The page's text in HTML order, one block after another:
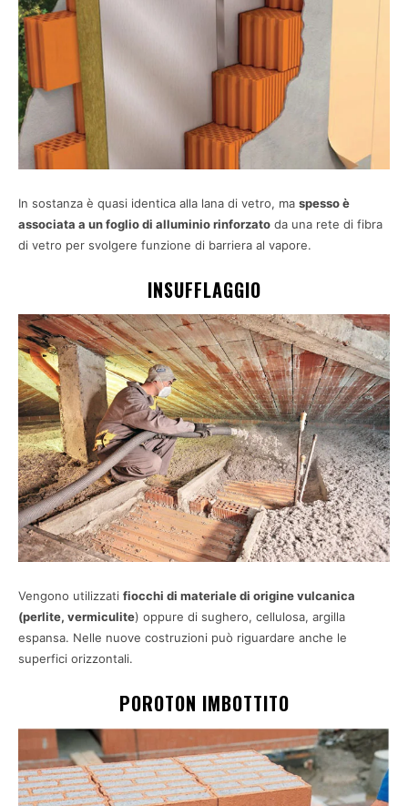
In sostanza è quasi identica alla lana di vetro, ma spesso è
associata a un foglio di alluminio rinforzato da una rete di fibra
di vetro per svolgere funzione di barriera al vapore.
INSUFFLAGGIO
Vengono utilizzati fiocchi di materiale di origine vulcanica
(perlite, vermiculite) oppure di sughero, cellulosa, argilla
espansa. Nelle nuove costruzioni può riguardare anche le
superfici orizzontali.
POROTON IMBOTTITO